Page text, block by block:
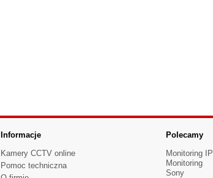
Informacje
Kamery CCTV online
Pomoc techniczna
Polecamy
Monitoring IP
Monitoring
Sony